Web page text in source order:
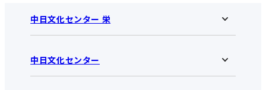
中日文化センター 栄
中日文化センター 栄HOME
お知らせ
中日文化センター